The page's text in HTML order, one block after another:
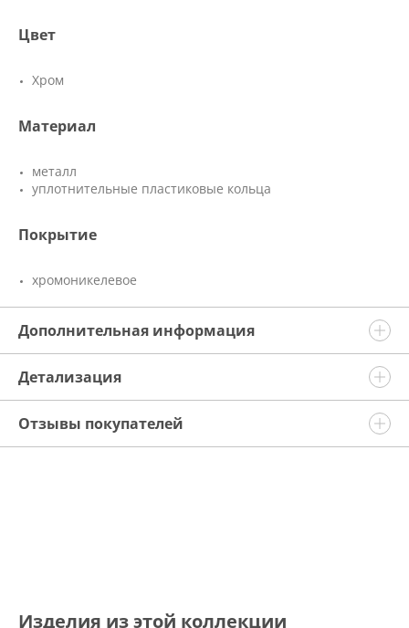
Цвет
Хром
Материал
металл
уплотнительные пластиковые кольца
Покрытие
хромоникелевое
Дополнительная информация
Детализация
Отзывы покупателей
Изделия из этой коллекции